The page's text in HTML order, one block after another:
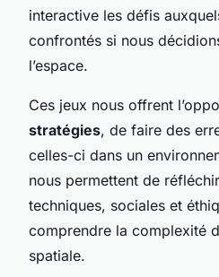
interactive les défis
confrontés si nous
l’espace.
Ces jeux nous offrent
stratégies, de faire des
celles-ci dans un
nous permettent de
techniques, sociales et
comprendre la complexité
spatiale.